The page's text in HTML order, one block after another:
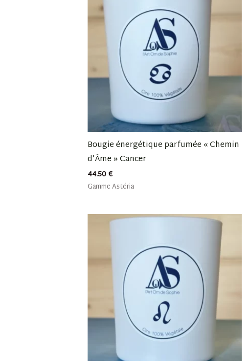
Bougie énergétique parfumée « Chemin
d’Âme » Cancer
44.50€
Gamme Astéria